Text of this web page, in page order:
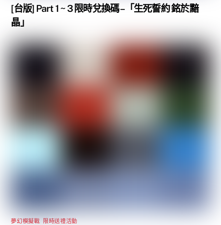
[台版] Part 1 ~ 3 限時兌換碼 –「生死誓約 銘於黯
晶」
夢幻模擬戰 限時送禮活動